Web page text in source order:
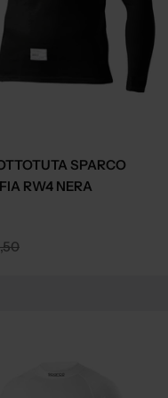
SPARCO
RW4 NERA